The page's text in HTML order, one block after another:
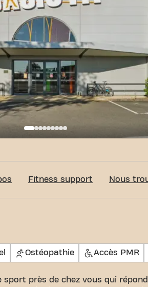
Fitness support Nous
Ostéopathie Accès PMR
sport près de chez vous qui